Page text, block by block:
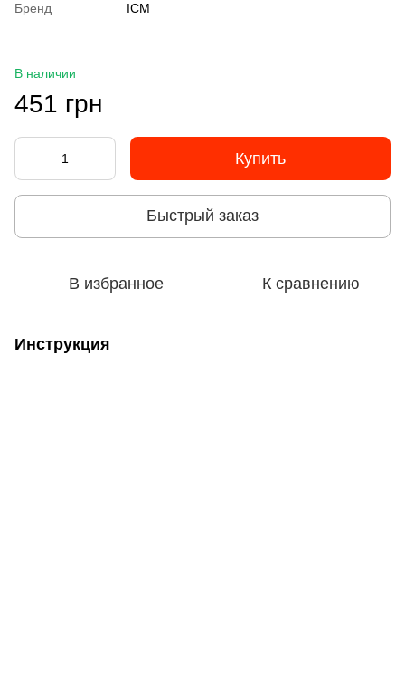
Бренд
ICM
В наличии
451 грн
Купить
Быстрый заказ
В избранное К сравнению
Инструкция